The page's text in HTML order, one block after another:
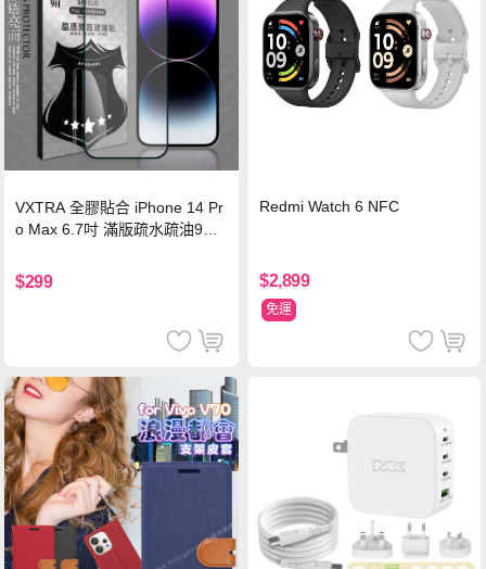
VXTRA 全膠貼合 iPhone 14 Pr
o Max 6.7吋 滿版疏水疏油9H
$299
Redmi Watch 6 NFC
$2,899
免運